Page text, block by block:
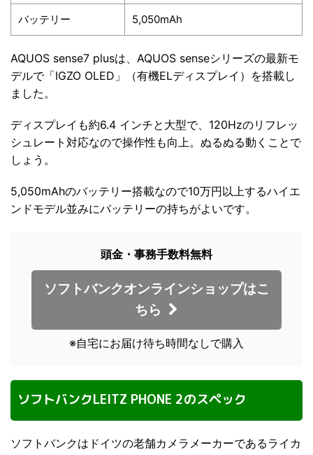
バッテリー 5,050mAh
AQUOS sense7 plusは、AQUOS senseシリーズの最新モ
デルで「IGZO OLED」（有機ELディスプレイ）を搭載し
ました。
ディスプレイも約6.4 インチと大型で、120Hzのリフレッ
シュレート対応なので操作性も向上。ぬるぬる動くことで
しょう。
5,050mAhのバッテリー搭載なので10万円以上するハイエ
ンドモデル並みにバッテリーの持ちがよいです。
頭金・事務手数料無料
ソフトバンクオンラインショップはこ
ちら
※自宅にお届け待ち時間なしで購入
ソフトバンクLEITZ PHONE 2のスペック
ソフトバンクはドイツの老舗カメラメーカーであるライカ